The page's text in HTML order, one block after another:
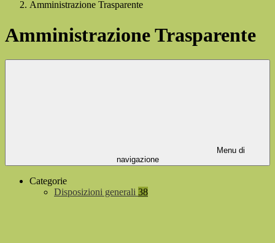
Amministrazione Trasparente
Amministrazione Trasparente
Menu di
navigazione
Categorie
Disposizioni generali 38